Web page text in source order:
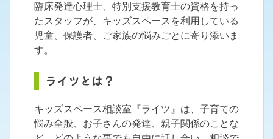
臨床発達心理士、特別支援教育士の資格を持っ
たスタッフが、キッズスペースを利用している
児童、保護者、ご家族の悩みごとに寄り添いま
す。
ライツとは？
キッズスペース相談室『ライツ』は、子育ての
悩み全般、お子さんの発達、親子関係のことな